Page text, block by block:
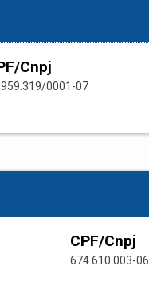
Cnpj
0001-07
CPF/Cnpj
674.610.003-06